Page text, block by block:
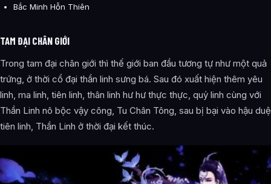
Bắc Minh Hỗn Thiên
TAM ĐẠI CHÂN GIỚI
Trong tam đại chân giới thì thế giới ban đầu tương tự như một quả
trứng, ở thời cổ đại thần linh sưng bá. Sau đó xuất hiện thêm yêu
linh, ma linh, tiên linh, thân linh hư hư thực thực, quỷ linh cùng với
Thần Linh nô bộc vậy công, Tu Chân Tông, sau bị bại vào hậu duệ
tiên linh, Thần Linh ở thời đại kết thúc.